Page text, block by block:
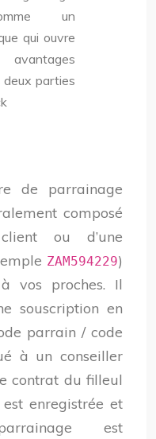
un
qui ouvre
deux parties
de parrainage
composé
ou d’une
ZAM594229)
vos proches. Il
souscription en
parrain / code
à un conseiller
contrat du filleul
enregistrée et
est